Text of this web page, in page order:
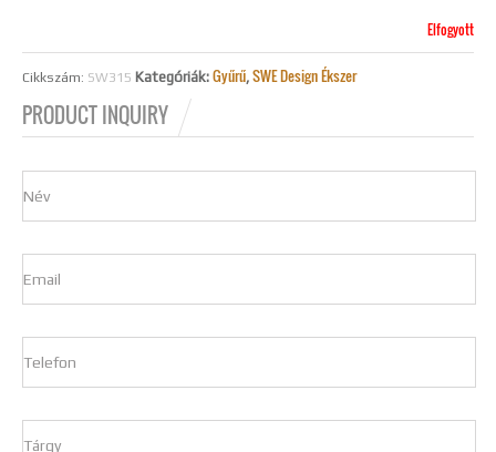
Elfogyott
Cikkszám: SW315 Kategóriák: Gyűrű, SWE Design Ékszer
PRODUCT INQUIRY